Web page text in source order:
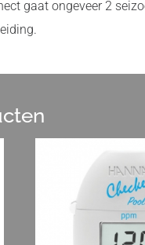
gaat ongeveer 2